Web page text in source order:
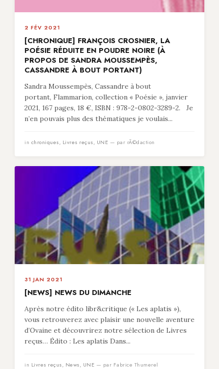
2 FÉV 2021
[CHRONIQUE] FRANÇOIS CROSNIER, LA
POÉSIE RÉDUITE EN POUDRE NOIRE (À
PROPOS DE SANDRA MOUSSEMPÈS,
CASSANDRE À BOUT PORTANT)
Sandra Moussempès, Cassandre à bout
portant, Flammarion, collection « Poésie », janvier
2021, 167 pages, 18 €, ISBN : 978-2-0802-3289-2. Je
n’en pouvais plus des thématiques je voulais...
in chroniques, Livres reçus, UNE — par rÃ©daction
31 JAN 2021
[NEWS] NEWS DU DIMANCHE
Après notre édito libr&critique (« Les aplatis »),
vous retrouverez avec plaisir une nouvelle aventure
d’Ovaine et découvrirez notre sélection de Livres
reçus… Édito : Les aplatis Dans...
in Livres reçus, News, UNE — par Fabrice Thumerel